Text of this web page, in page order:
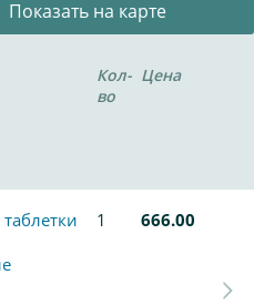
Показать на карте
Кол-
во
Цена
1 666.00